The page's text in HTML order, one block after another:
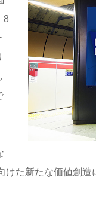
8
た新たな価値創